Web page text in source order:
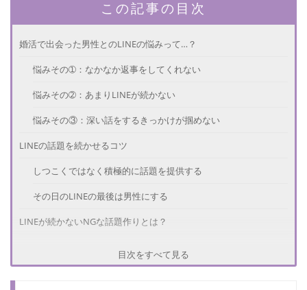
この記事の目次
婚活で出会った男性とのLINEの悩みって…？
悩みその➀：なかなか返事をしてくれない
悩みその➁：あまりLINEが続かない
悩みその③：深い話をするきっかけが掴めない
LINEの話題を続かせるコツ
しつこくではなく積極的に話題を提供する
その日のLINEの最後は男性にする
LINEが続かないNGな話題作りとは？
目次をすべて見る